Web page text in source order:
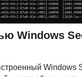
Windows
Windows